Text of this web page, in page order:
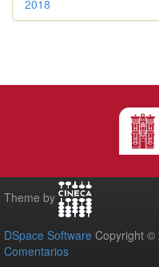
2018
Theme by
DSpace Software Copyright ©
Comentarios